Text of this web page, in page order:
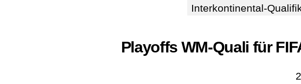
Interkontinental-
Playoffs WM-Quali für